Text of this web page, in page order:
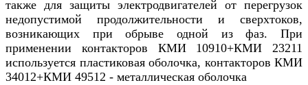
также для защиты электродвигателей от перегрузок
недопустимой продолжительности и сверхтоков,
возникающих при обрыве одной из фаз. При
применении контакторов КМИ 10910+КМИ 23211
используется пластиковая оболочка, контакторов КМИ
34012+КМИ 49512 - металлическая оболочка